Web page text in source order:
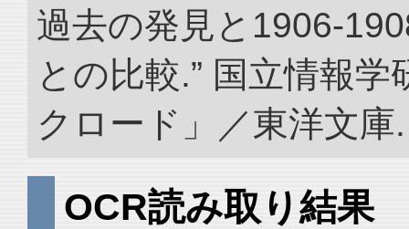
過去の発見と1906-
との比較.” 国立情報
クロード」／東洋文
OCR読み取り結果